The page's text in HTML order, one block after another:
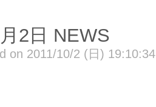
2日 NEWS
on 2011/10/2 (日) 19:10:34